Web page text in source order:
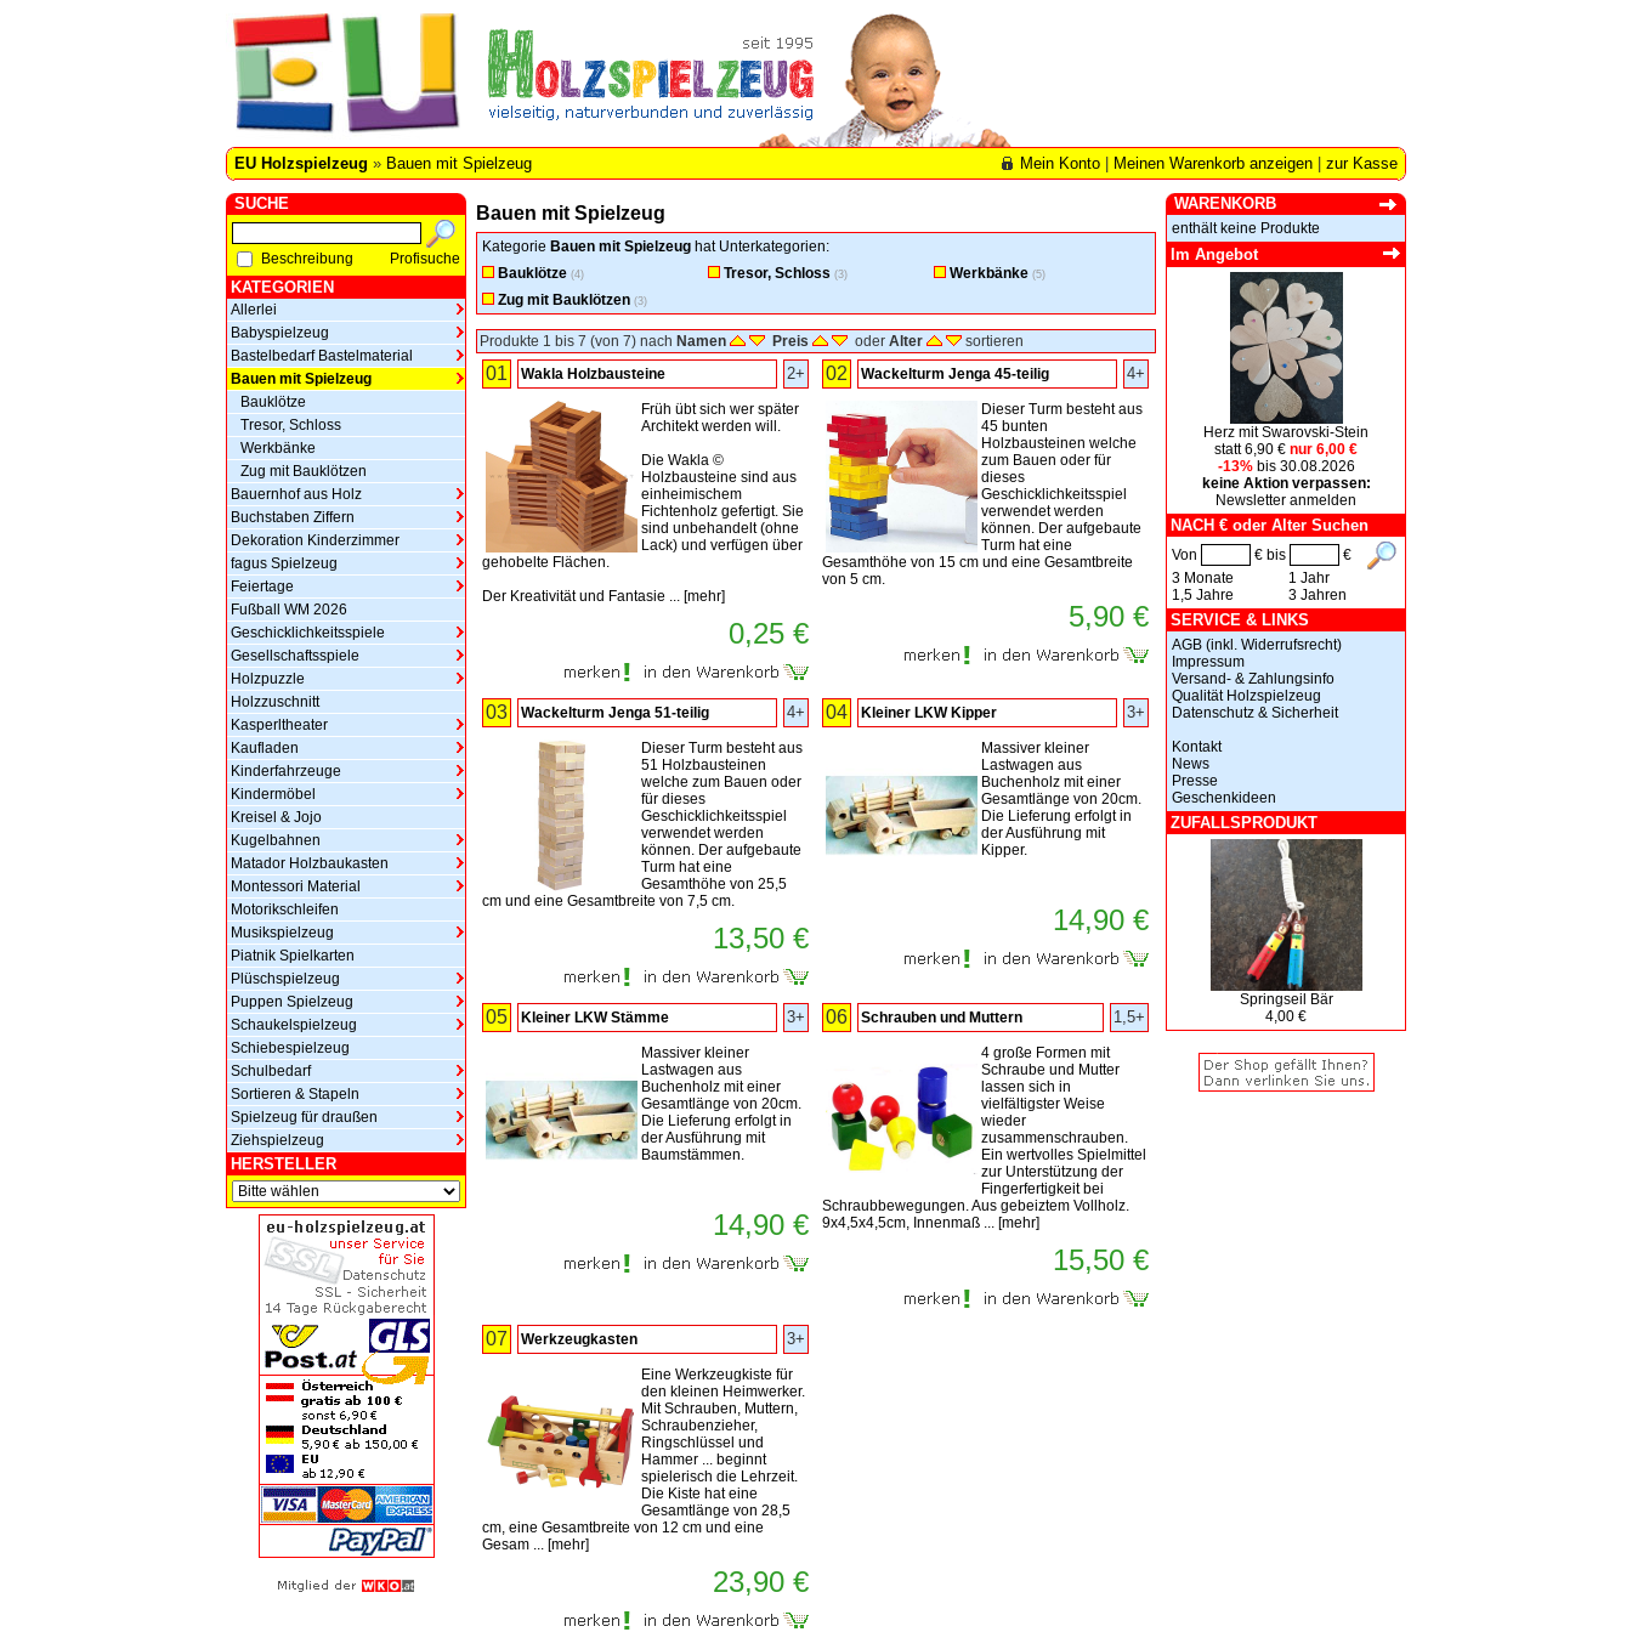
EU Holzspielzeug » Bauen mit Spielzeug Mein Konto Meinen Warenkorb anzeigen zur Kasse
SUCHE
Beschreibung Profisuche
KATEGORIEN
Allerlei
Babyspielzeug
Bastelbedarf Bastelmaterial
Bauen mit Spielzeug
Bauklötze
Tresor, Schloss
Werkbänke
Zug mit Bauklötzen
Bauernhof aus Holz
Buchstaben Ziffern
Dekoration Kinderzimmer
fagus Spielzeug
Feiertage
Fußball WM 2026
Geschicklichkeitsspiele
Gesellschaftsspiele
Holzpuzzle
Holzzuschnitt
Kasperltheater
Kaufladen
Kinderfahrzeuge
Kindermöbel
Kreisel & Jojo
Kugelbahnen
Matador Holzbaukasten
Montessori Material
Motorikschleifen
Musikspielzeug
Piatnik Spielkarten
Plüschspielzeug
Puppen Spielzeug
Schaukelspielzeug
Schiebespielzeug
Schulbedarf
Sortieren & Stapeln
Spielzeug für draußen
Ziehspielzeug
HERSTELLER
Bauen mit Spielzeug
Kategorie Bauen mit Spielzeug hat Unterkategorien:
Bauklötze (4) Tresor, Schloss (3) Werkbänke (5)
Zug mit Bauklötzen (3)
Produkte 1 bis 7 (von 7) nach Namen Preis oder Alter sortieren
01 Wakla Holzbausteine 2+
Früh übt sich wer später
Architekt werden will.
Die Wakla ©
Holzbausteine sind aus
einheimischem
Fichtenholz gefertigt. Sie
sind unbehandelt (ohne
Lack) und verfügen über
gehobelte Flächen.
Der Kreativität und Fantasie ... [mehr]
0,25 €
02 Wackelturm Jenga 45-teilig 4+
Dieser Turm besteht aus
45 bunten
Holzbausteinen welche
zum Bauen oder für
dieses
Geschicklichkeitsspiel
verwendet werden
können. Der aufgebaute
Turm hat eine
Gesamthöhe von 15 cm und eine Gesamtbreite
von 5 cm.
5,90 €
03 Wackelturm Jenga 51-teilig 4+
Dieser Turm besteht aus
51 Holzbausteinen
welche zum Bauen oder
für dieses
Geschicklichkeitsspiel
verwendet werden
können. Der aufgebaute
Turm hat eine
Gesamthöhe von 25,5
cm und eine Gesamtbreite von 7,5 cm.
13,50 €
04 Kleiner LKW Kipper 3+
Massiver kleiner
Lastwagen aus
Buchenholz mit einer
Gesamtlänge von 20cm.
Die Lieferung erfolgt in
der Ausführung mit
Kipper.
14,90 €
05 Kleiner LKW Stämme 3+
Massiver kleiner
Lastwagen aus
Buchenholz mit einer
Gesamtlänge von 20cm.
Die Lieferung erfolgt in
der Ausführung mit
Baumstämmen.
14,90 €
06 Schrauben und Muttern 1,5+
4 große Formen mit
Schraube und Mutter
lassen sich in
vielfältigster Weise
wieder
zusammenschrauben.
Ein wertvolles Spielmittel
zur Unterstützung der
Fingerfertigkeit bei
Schraubbewegungen. Aus gebeiztem Vollholz.
9x4,5x4,5cm, Innenmaß ... [mehr]
15,50 €
07 Werkzeugkasten 3+
Eine Werkzeugkiste für
den kleinen Heimwerker.
Mit Schrauben, Muttern,
Schraubenzieher,
Ringschlüssel und
Hammer ... beginnt
spielerisch die Lehrzeit.
Die Kiste hat eine
Gesamtlänge von 28,5
cm, eine Gesamtbreite von 12 cm und eine
Gesam ... [mehr]
23,90 €
WARENKORB
enthält keine Produkte
Im Angebot
Herz mit Swarovski-Stein
statt 6,90 € nur 6,00 €
-13%bis 30.08.2026
keine Aktion verpassen:
Newsletter anmelden
NACH € oder Alter Suchen
Von € bis
€
3 Monate
1,5 Jahre
1 Jahr
3 Jahren
SERVICE & LINKS
AGB (inkl. Widerrufsrecht)
Impressum
Versand- & Zahlungsinfo
Qualität Holzspielzeug
Datenschutz & Sicherheit
Kontakt
News
Presse
Geschenkideen
ZUFALLSPRODUKT
Springseil Bär
4,00 €